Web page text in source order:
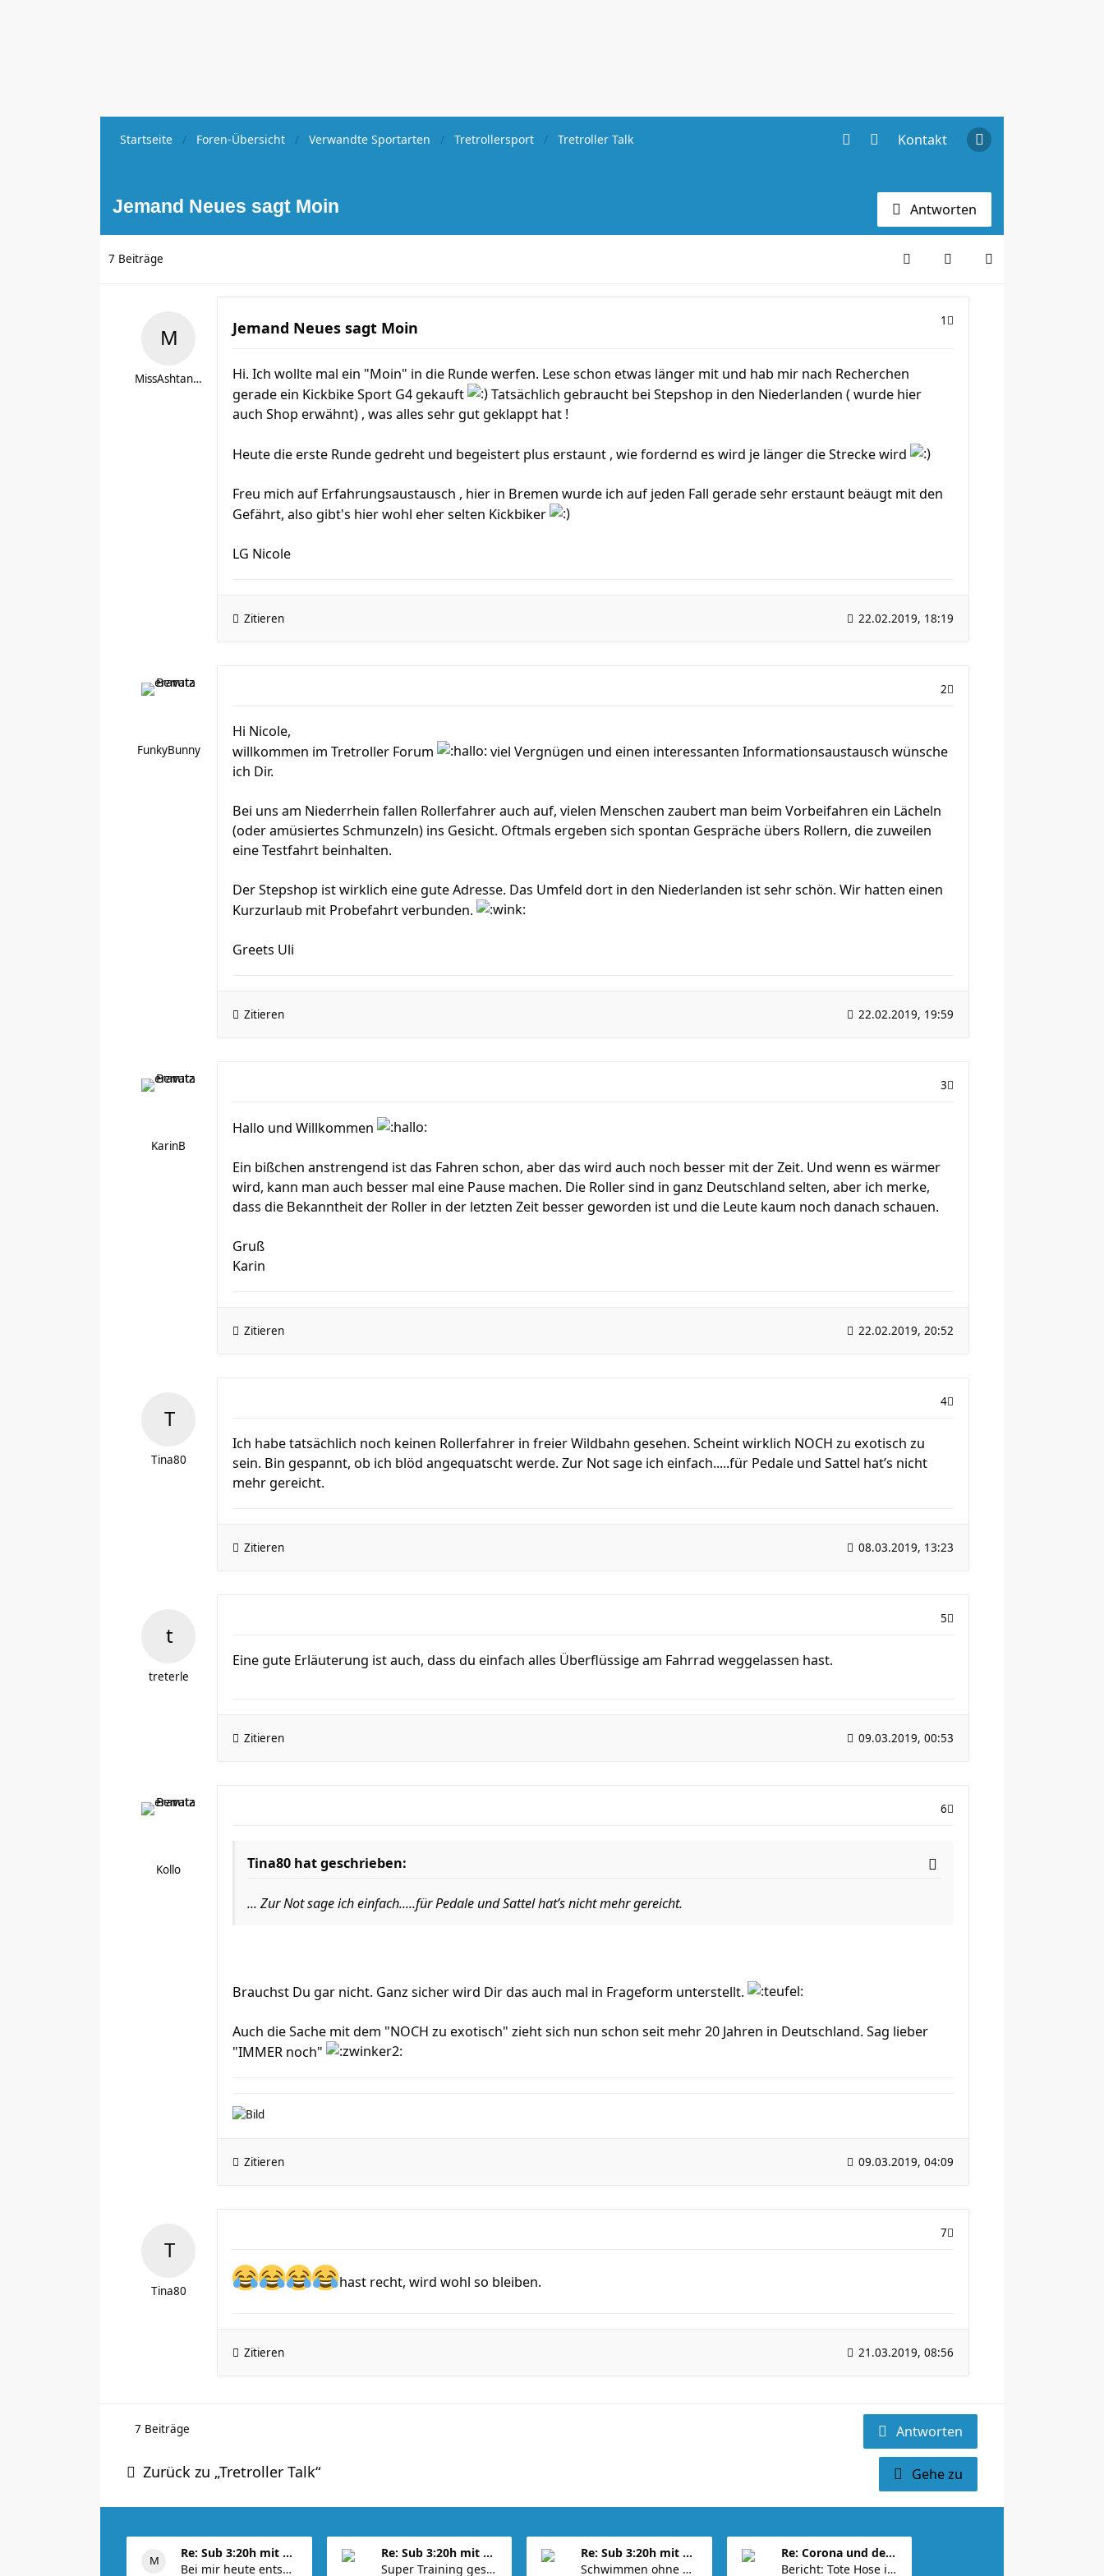
Kontakt
Startseite Foren-Übersicht Verwandte Sportarten Tretrollersport Tretroller Talk
Jemand Neues sagt Moin Antworten
7 Beiträge
MissAshtanga79
Jemand Neues sagt Moin 1
Hi. Ich wollte mal ein "Moin" in die Runde werfen. Lese schon etwas länger mit und hab mir nach Recherchen
gerade ein Kickbike Sport G4 gekauft
Tatsächlich gebraucht bei Stepshop in den Niederlanden ( wurde hier
auch Shop erwähnt) , was alles sehr gut geklappt hat !
Heute die erste Runde gedreht und begeistert plus erstaunt , wie fordernd es wird je länger die Strecke wird
Freu mich auf Erfahrungsaustausch , hier in Bremen wurde ich auf jeden Fall gerade sehr erstaunt beäugt mit den
Gefährt, also gibt's hier wohl eher selten Kickbiker
LG Nicole
Zitieren 22.02.2019, 18:19
FunkyBunny
2
Hi Nicole,
willkommen im Tretroller Forum
viel Vergnügen und einen interessanten Informationsaustausch wünsche
ich Dir.
Bei uns am Niederrhein fallen Rollerfahrer auch auf, vielen Menschen zaubert man beim Vorbeifahren ein Lächeln
(oder amüsiertes Schmunzeln) ins Gesicht. Oftmals ergeben sich spontan Gespräche übers Rollern, die zuweilen
eine Testfahrt beinhalten.
Der Stepshop ist wirklich eine gute Adresse. Das Umfeld dort in den Niederlanden ist sehr schön. Wir hatten einen
Kurzurlaub mit Probefahrt verbunden.
Greets Uli
Zitieren 22.02.2019, 19:59
KarinB
3
Hallo und Willkommen
Ein bißchen anstrengend ist das Fahren schon, aber das wird auch noch besser mit der Zeit. Und wenn es wärmer
wird, kann man auch besser mal eine Pause machen. Die Roller sind in ganz Deutschland selten, aber ich merke,
dass die Bekanntheit der Roller in der letzten Zeit besser geworden ist und die Leute kaum noch danach schauen.
Gruß
Karin
Zitieren 22.02.2019, 20:52
Tina80
4
Ich habe tatsächlich noch keinen Rollerfahrer in freier Wildbahn gesehen. Scheint wirklich NOCH zu exotisch zu
sein. Bin gespannt, ob ich blöd angequatscht werde. Zur Not sage ich einfach.....für Pedale und Sattel hat’s nicht
mehr gereicht.
Zitieren 08.03.2019, 13:23
treterle
5
Eine gute Erläuterung ist auch, dass du einfach alles Überflüssige am Fahrrad weggelassen hast.
Zitieren 09.03.2019, 00:53
Kollo
6
Tina80 hat geschrieben:
... Zur Not sage ich einfach.....für Pedale und Sattel hat’s nicht mehr gereicht.
Brauchst Du gar nicht. Ganz sicher wird Dir das auch mal in Frageform unterstellt.
Auch die Sache mit dem "NOCH zu exotisch" zieht sich nun schon seit mehr 20 Jahren in Deutschland. Sag lieber
"IMMER noch"
Zitieren 09.03.2019, 04:09
Tina80
7
hast recht, wird wohl so bleiben.
Zitieren 21.03.2019, 08:56
7 Beiträge Antworten
Zurück zu „Tretroller Talk“ Gehe zu
Re: Sub 3:20h mit 3-4 mal Training die Woche machb
Bei mir heute entspannt 10km very easy @5:20
Re: Sub 3:20h mit 3-4 mal Training die Woche machb
Super Training gestern Antracis Wollte schon mal v
Re: Sub 3:20h mit 3-4 mal Training die Woche machb
Schwimmen ohne Neo ist zäh. Heute 2553m in 67 Minu
Re: Corona und der Sport
Bericht: Tote Hose in der Grokipedia: „Das US-M